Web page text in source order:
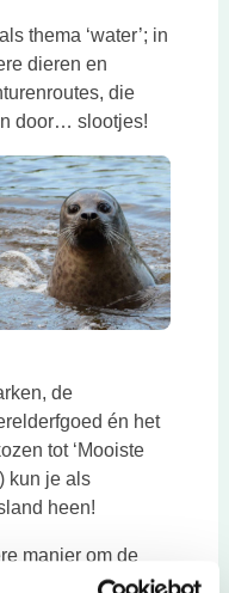
thema ‘water’; in
nieuwe tab
dieren en
die
door… slootjes!
de
én het
tot ‘Mooiste
kun je als
heen!
manier om de